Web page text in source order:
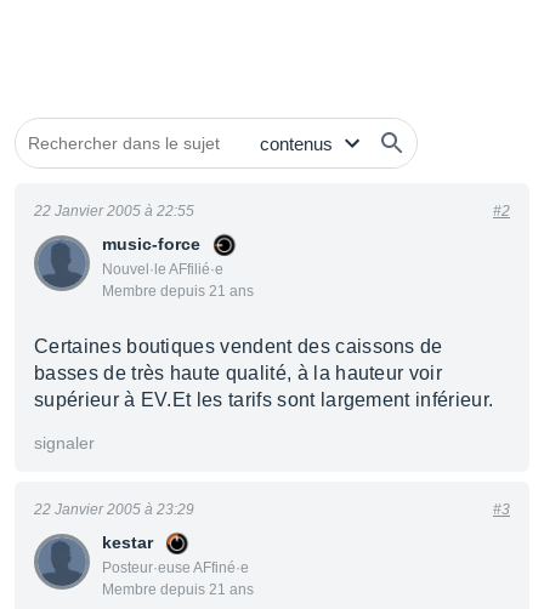
music-force
Nouvel·le AFfilié·e
Membre depuis 21 ans
22 Janvier 2005 à 22:55 #2
Certaines boutiques vendent des caissons de
basses de très haute qualité, à la hauteur voir
supérieur à EV.Et les tarifs sont largement inférieur.
signaler
kestar
Posteur·euse AFfiné·e
Membre depuis 21 ans
22 Janvier 2005 à 23:29 #3